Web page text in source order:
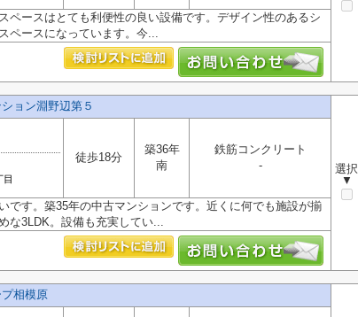
ペースはとても利便性の良い設備です。デザイン性のあるシ
ペースになっています。今...
ョン淵野辺第５
選択
▼
目
徒歩18分
築36年
南
鉄筋コンクリート
-
です。築35年の中古マンションです。近くに何でも施設が揃
な3LDK。設備も充実してい...
相模原